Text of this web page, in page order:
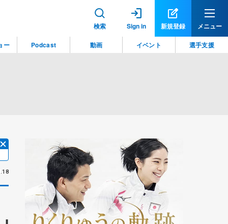
検索 Sign in 新規登録 メニュー
ー Podcast 動画 イベント 選手支援